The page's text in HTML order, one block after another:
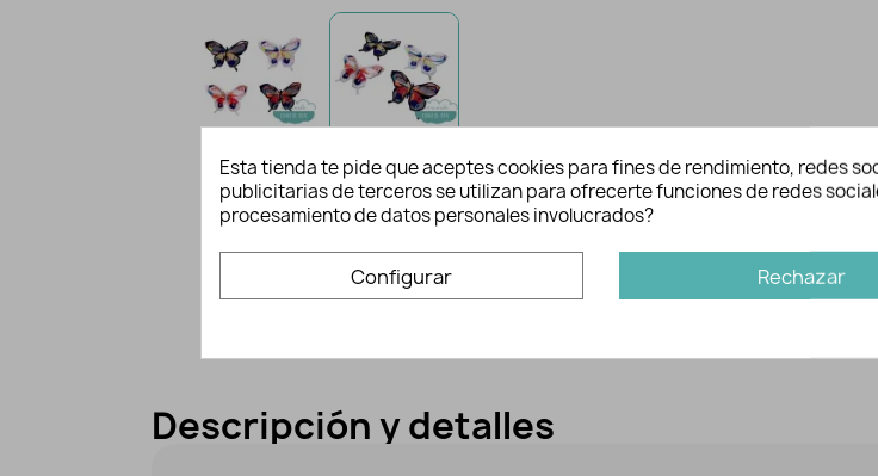
Descripción y detalles
Esta tienda te pide que aceptes cookies para fines de rendimiento, redes
publicitarias de terceros se utilizan para ofrecerte funciones de redes
procesamiento de datos personales involucrados?
Configurar Rechazar